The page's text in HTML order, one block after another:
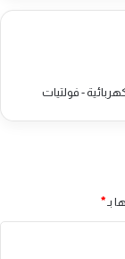
- فولتيات
بـ*